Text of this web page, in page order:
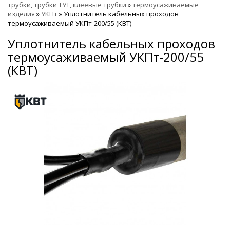
трубки, трубки ТУТ, клеевые трубки »термоусаживаемые
изделия »УКПт»Уплотнитель кабельных проходов
термоусаживаемый УКПт-200/55 (КВТ)
Уплотнитель кабельных проходов
термоусаживаемый УКПт-200/55
(КВТ)